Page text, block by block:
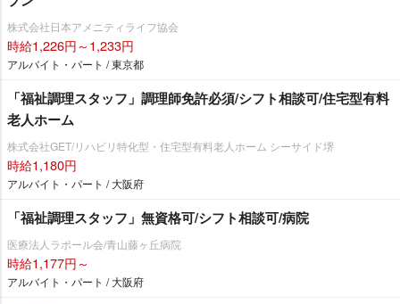
株式会社日本アメニティライフ協会
時給1,226円～1,233円
アルバイト・パート / 東京都
「福祉調理スタッフ」調理師免許必須/シフト相談可/住宅型有料
老人ホーム
株式会社GET/リハビリ特化型・住宅型有料老人ホーム シーサイド堺
時給1,180円
アルバイト・パート / 大阪府
「福祉調理スタッフ」無資格可/シフト相談可/病院
医療法人ラポール会/青山藤ヶ丘病院
時給1,177円～
アルバイト・パート / 大阪府